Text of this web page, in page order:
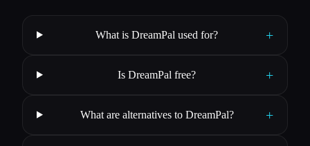
What is DreamPal used for? +
Is DreamPal free? +
What are alternatives to DreamPal? +